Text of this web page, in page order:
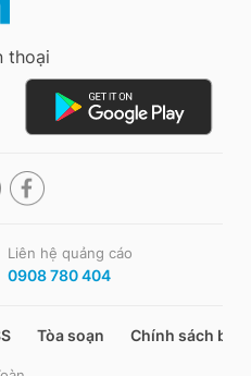
thoại
Liên hệ quảng cáo
0908 780 404
Tòa soạn Chính sách bảo